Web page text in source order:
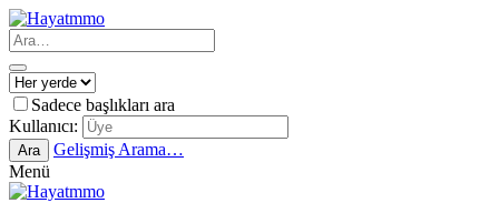
Sadece başlıkları ara
Kullanıcı:
Ara
Gelişmiş Arama…
Menü